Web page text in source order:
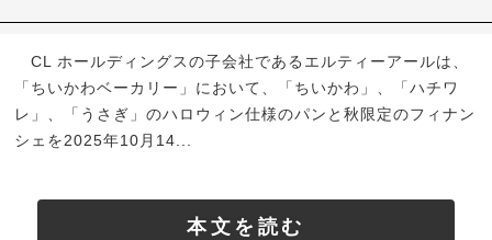
CL ホールディングスの子会社であるエルティーアールは、
「ちいかわベーカリー」において、「ちいかわ」、「ハチワ
レ」、「うさぎ」のハロウィン仕様のパンと秋限定のフィナン
シェを2025年10月14...
本文を読む